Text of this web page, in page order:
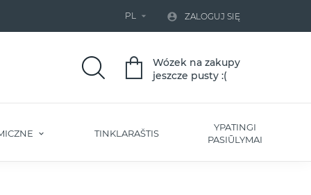
PL   ZALOGUJ SIĘ
Wózek na zakupy
jeszcze pusty :(
TINKLARAŠTIS
YPATINGI
PASIŪLYMAI